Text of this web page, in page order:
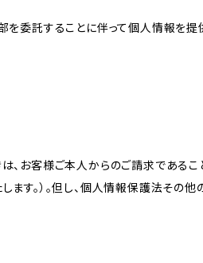
を委託することに伴って個人情報を提
、お客様ご本人からのご請求であるこ
す。）。但し、個人情報保護法その他